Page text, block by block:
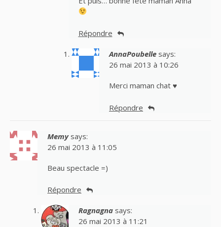
Répondre
AnnaPoubelle says:
26 mai 2013 à 10:26
Merci maman chat ♥
Répondre
Memy says:
26 mai 2013 à 11:05
Beau spectacle =)
Répondre
Ragnagna says:
26 mai 2013 à 11:21